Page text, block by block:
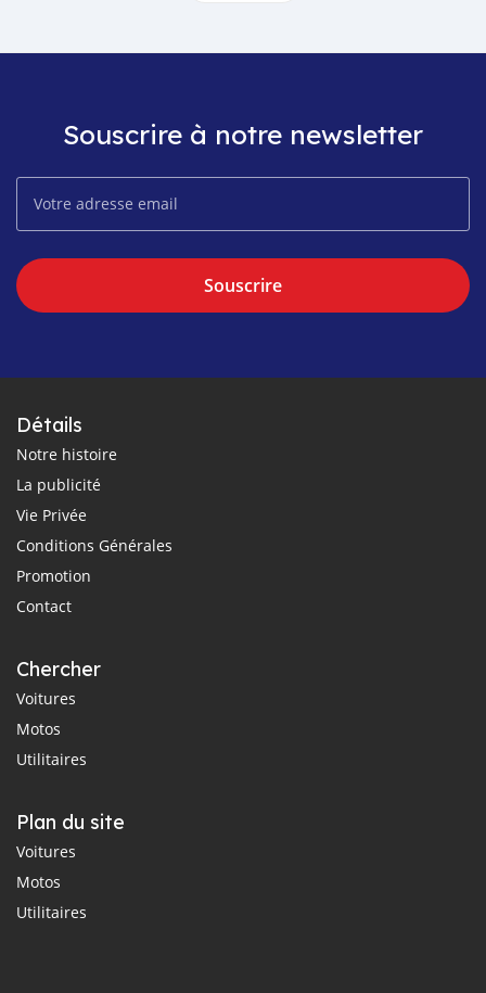
Souscrire à notre newsletter
Souscrire
Détails
Notre histoire
La publicité
Vie Privée
Conditions Générales
Promotion
Contact
Chercher
Voitures
Motos
Utilitaires
Plan du site
Voitures
Motos
Utilitaires